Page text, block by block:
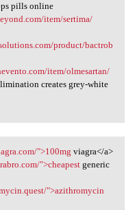
pills online
item/sertima/
product/bactrob
item/olmesartan/
creates grey-white
">100mg viagra</a>
">cheapestgeneric
">azithromycin